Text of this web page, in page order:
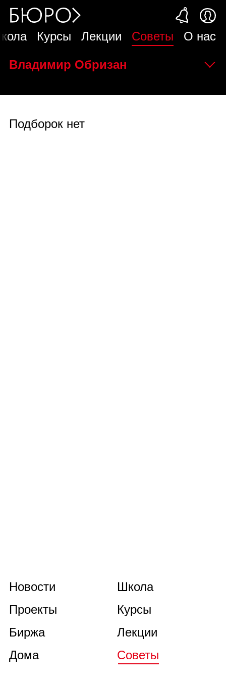
Курсы Лекции Советы О нас
Владимир Обризан
Подборок нет
Новости
Проекты
Биржа
Дома
Школа
Курсы
Лекции
Советы